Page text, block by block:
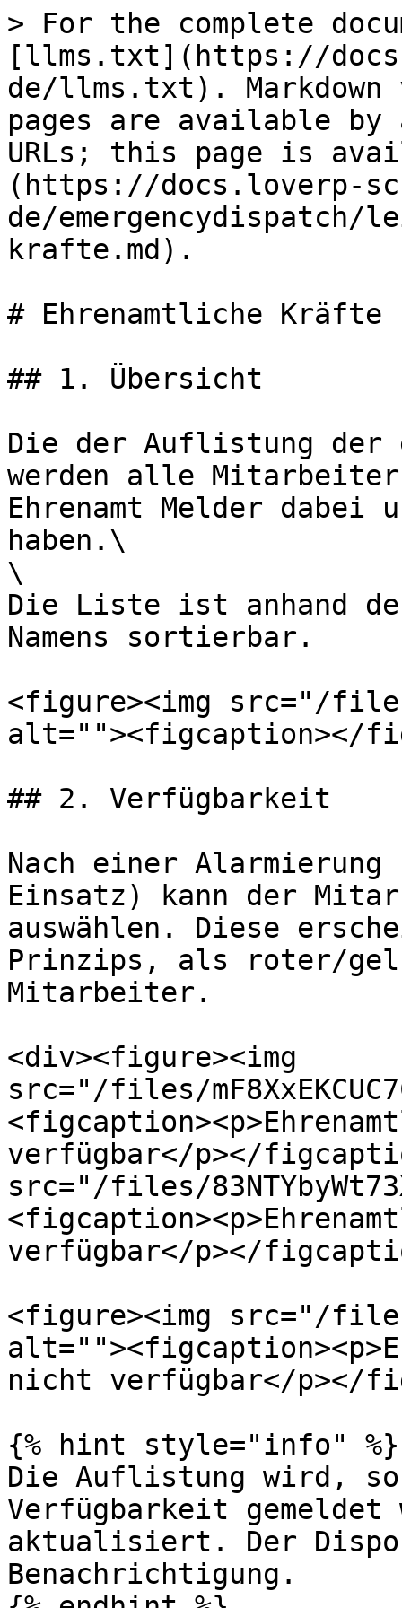
> For the complete
[llms.txt](https://
de/llms.txt). Markdown
pages are available by
URLs; this page is
(https://docs.loverp-
de/
krafte.md).
# Ehrenamtliche Kräfte
## 1. Übersicht
Die der Auflistung der
werden alle
Ehrenamt Melder dabei
haben.\
\
Die Liste ist anhand
Namens sortierbar.
<figure><img src="/files/
alt=""><figcaption></
## 2. Verfügbarkeit
Nach einer
Einsatz) kann der
auswählen. Diese
Prinzips, als roter/
Mitarbeiter.
<div><figure><img
src="/files/
verfügbar</p></
src="/files/
verfügbar</p></
<figure><img src="/files/
nicht verfügbar</p></
{% hint style="info" %}
Die Auflistung wird,
Verfügbarkeit
aktualisiert. Der
Benachrichtigung.